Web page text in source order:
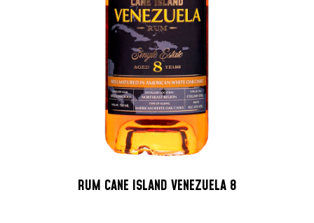
RUM CANE ISLAND VENEZUELA 8